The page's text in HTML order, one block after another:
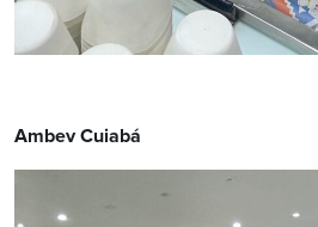
Ambev Cuiabá